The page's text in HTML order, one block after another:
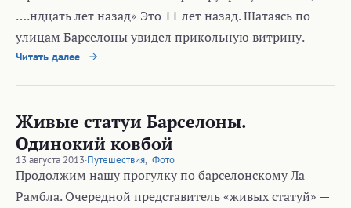
….ндцать лет назад» Это 11 лет назад. Шатаясь по
улицам Барселоны увидел прикольную витрину.
Читать далее
Живые статуи Барселоны.
Одинокий ковбой
13 августа 2013·Путешествия, Фото
Продолжим нашу прогулку по барселонскому Ла
Рамбла. Очередной представитель «живых статуй» —